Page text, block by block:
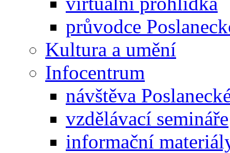
průvodce
Kultura a umění
Infocentrum
návštěva
vzdělávací semináře
informační